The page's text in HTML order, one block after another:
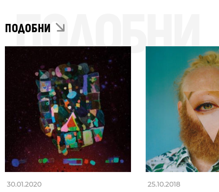
ПОДОБНИ
ПОДОБНИ
30.01.2020 25.10.2018